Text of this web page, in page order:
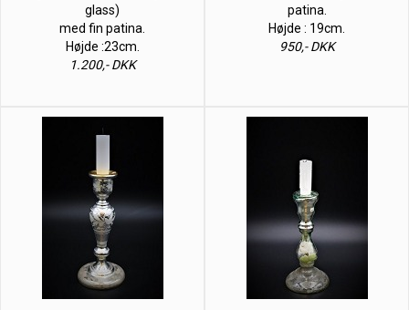
glass)
med fin patina.
Højde :23cm.
1.200,- DKK
patina.
Højde : 19cm.
950,- DKK